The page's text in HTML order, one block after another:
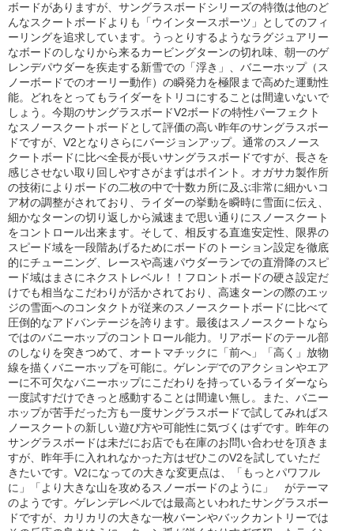
ボードがありますが、サングラスボードシリーズの特徴は他のど
んなスクートボードよりも「ウインタースポーツ」としてのフィ
ーリングを追求しています。うっとりするようなラグジュアリー
なボードのしなりから来るカービングターンの切れ味、朝一のゲ
レンデパウダーを疾走する新雪での「浮き」、バニーホップ（ス
ノーボードでのオーリー動作）の瞬発力を極限まで高めた運動性
能。どれをとってもライダーをトリコにすることは間違いないで
しょう。今期のサングラスボードV2ボードの特性パーフェクト
なスノースクートボードとして評価の高い昨年のサングラスボー
ドですが、V2となりさらにバージョンアップ。通常のスノース
クートボードに比べ全長が長いサングラスボードですが、長さを
感じさせない取り回しやすさがまずはポイント。オガサカ製作所
の技術によりボードの二枚の中で十数カ所に及ぶ非常に細かいコ
ア材の調整がされており、ライダーの挙動を瞬時に雪面に伝え、
細かなターンの切り返しから減速まで思い通りにスノースクート
をコントロール出来ます。そして、相反する直進安定性、限界の
スピード域を一段階あげるためにボードのトーション設定を徹底
的にチューニング、レースや高速パウダーランでの直滑降のスピ
ード域はまさにネクストレベル！！フロントボードの硬さ設定だ
けでも相当なこだわりが活かされており、高速ターンの際のエッ
ジの雪面へのコンタクトが従来のスノースクートボードに比べて
圧倒的なアドバンテージを誇ります。最後はスノースクートなら
ではのバニーホップのコントロール能力。リアボードのテール部
のしなりを突きつめて、オートマチックに「前へ」「高く」放物
線を描くバニーホップを可能に。ゲレンデでのアクションやエア
ーに不可欠なバニーホップにこだわりを持っているライダーなら
一度試すだけできっと感動することは間違い無し。また、バニー
ホップが苦手だった方も一度サングラスボードで試してみればス
ノースクートの新しい遊び方や可能性に気づくはずです。昨年の
サングラスボードは未だにお店でも在庫のお問い合わせを頂きま
すが、昨年手に入れれなかった方はぜひこのV2を試していただ
きたいです。V2になっての大きな変更点は、「もっとパワフル
に」「より大きな山を攻めるスノーボードのように」 がテーマ
のようです。ゲレンデレベルでは最高といわれたサングラスボー
ドですが、カリカリの大きな一枚バーンやバックカントリーでは